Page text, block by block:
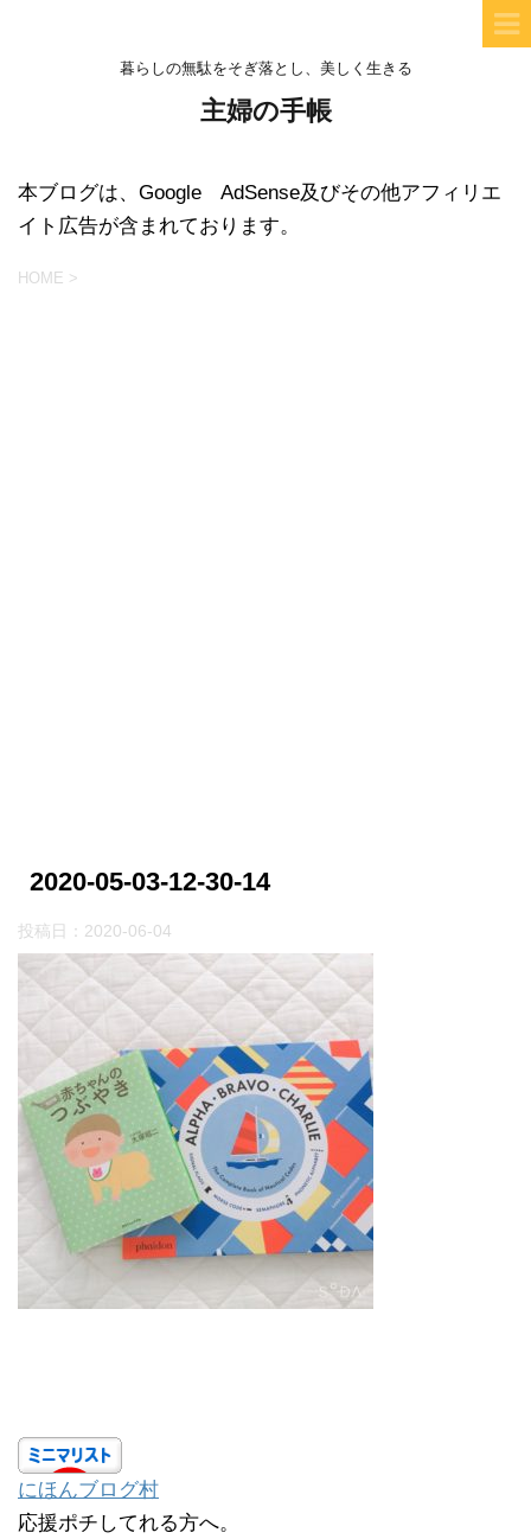
暮らしの無駄をそぎ落とし、美しく生きる
主婦の手帳
本ブログは、Google AdSense及びその他アフィリエ
イト広告が含まれております。
HOME >
2020-05-03-12-30-14
投稿日： 2020-06-04
にほんブログ村
応援ポチしてれる方へ。